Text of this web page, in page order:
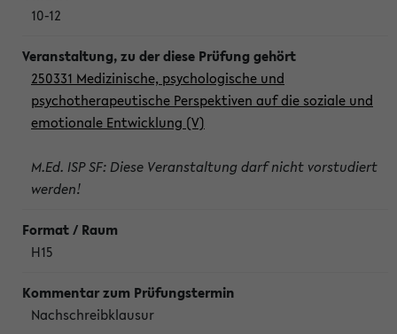
10-12
250331 Medizinische, psychologische und
psychotherapeutische Perspektiven auf die soziale und
emotionale Entwicklung (V)
M.Ed. ISP SF: Diese Veranstaltung darf nicht vorstudiert
werden!
H15
Nachschreibklausur